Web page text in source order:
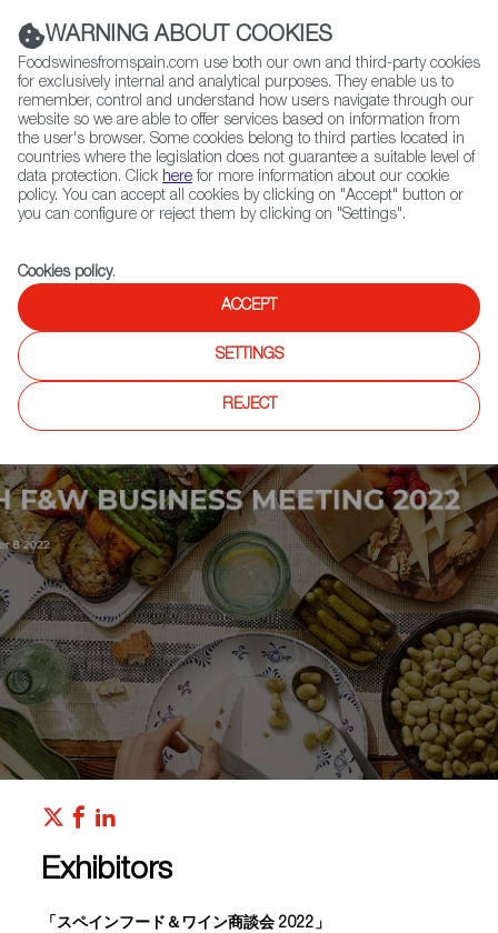
(+34) 913 497 100 |
Contact FWS Worldwide
Search
Home Upcoming Events Exhibitors
Exhibitors
「スペインフード＆ワイン商談会 2022」
WARNING ABOUT COOKIES
Foodswinesfromspain.com use both our own and third-party cookies
for exclusively internal and analytical purposes. They enable us to
remember, control and understand how users navigate through our
website so we are able to offer services based on information from
the user's browser. Some cookies belong to third parties located in
countries where the legislation does not guarantee a suitable level of
data protection. Click here for more information about our cookie
policy. You can accept all cookies by clicking on "Accept" button or
you can configure or reject them by clicking on "Settings".
Cookies policy.
ACCEPT
SETTINGS
REJECT